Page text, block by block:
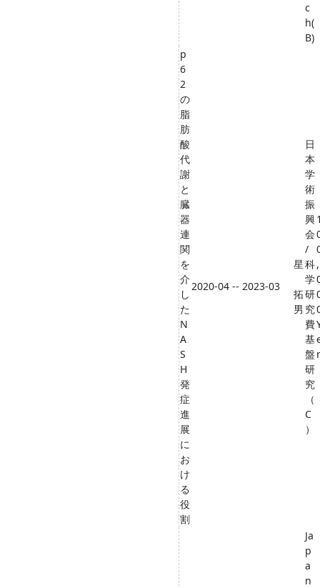
c
h(
B)
p
6
2
の
脂
肪
酸
代
謝
と
臓
器
連
関
を
介
し
た
N
A
S
H
発
症
進
展
に
お
け
る
役
割
2020-04 -- 2023-03
星
拓
男
日
本
学
術
振
興
会
/
科
学
研
究
費
基
盤
研
究
（
C
）
,
Ja
p
a
n